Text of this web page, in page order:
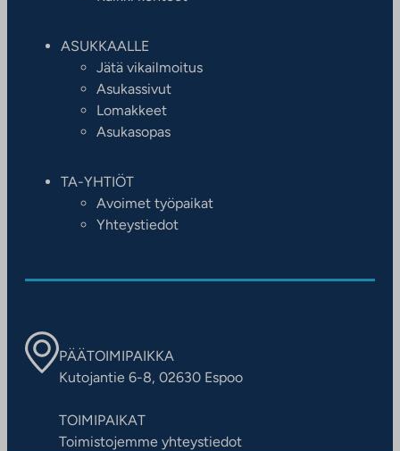
ASUKKAALLE
Jätä vikailmoitus
Asukassivut
Lomakkeet
Asukasopas
TA-YHTIÖT
Avoimet työpaikat
Yhteystiedot
PÄÄTOIMIPAIKKA
Kutojantie 6-8, 02630 Espoo
TOIMIPAIKAT
Toimistojemme yhteystiedot